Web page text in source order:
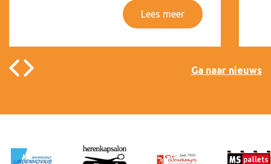
Lees meer
Ga naar nieuws